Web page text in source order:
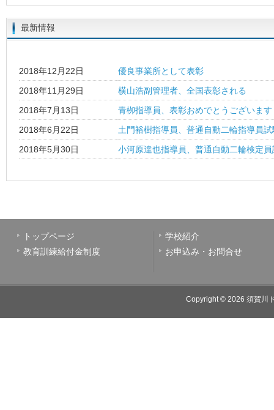
最新情報
2018年12月22日
優良事業所として表彰
2018年11月29日
横山浩副管理者、全国表彰される
2018年7月13日
青栁指導員、表彰おめでとうございます
2018年6月22日
土門裕樹指導員、普通自動二輪指導員試
2018年5月30日
小河原達也指導員、普通自動二輪検定
トップページ
学校紹介
教育訓練給付金制度
お申込み・お問合せ
Copyright © 2026 須賀川